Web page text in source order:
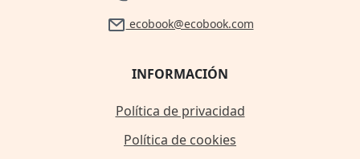
ecobook@ecobook.com
INFORMACIÓN
Política de privacidad
Política de cookies